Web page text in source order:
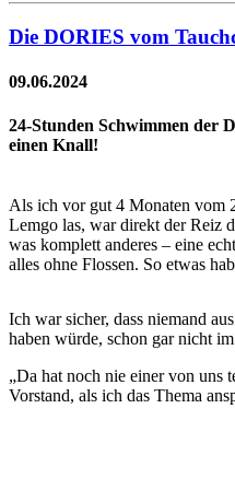
Die DORIES vom
09.06.2024
24-Stunden Schwimmen der
einen Knall!
Als ich vor gut 4 Monaten vom
Lemgo las, war direkt der Reiz
was komplett anderes – eine
alles ohne Flossen. So etwas
Ich war sicher, dass niemand
haben würde, schon gar nicht
„Da hat noch nie einer von uns
Vorstand, als ich das Thema